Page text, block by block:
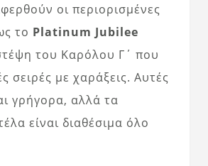
οι περιορισμένες
το Platinum Jubilee
του Καρόλου Γ΄ που
σειρές με χαράξεις. Αυτές
γρήγορα, αλλά τα
είναι διαθέσιμα όλο